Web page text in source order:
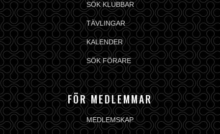
SÖK KLUBBAR
TÄVLINGAR
KALENDER
SÖK FÖRARE
FÖR MEDLEMMAR
MEDLEMSKAP